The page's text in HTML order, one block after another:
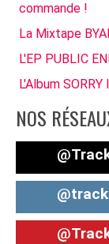
commande !
La Mixtape
L'EP PUBLIC
L'Album
NOS